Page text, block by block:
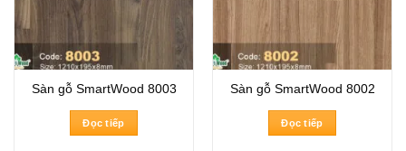
Sàn gỗ SmartWood 8003
Đọc tiếp
Sàn gỗ SmartWood 8002
Đọc tiếp